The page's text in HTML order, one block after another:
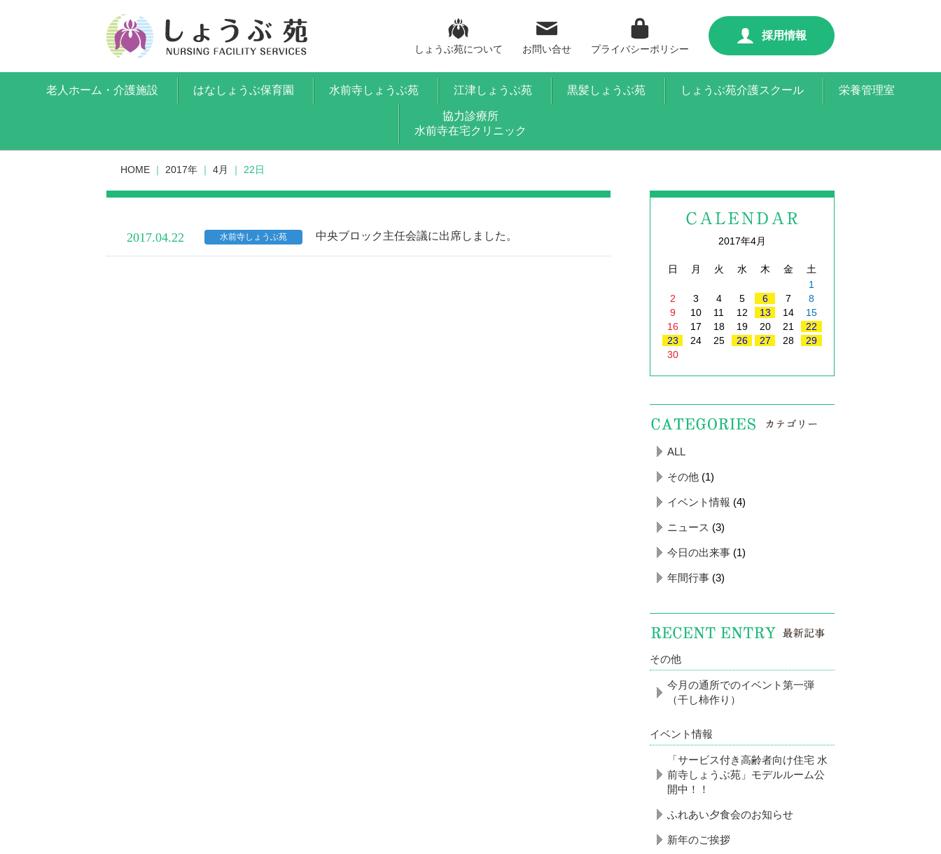
採用情報
プライバシーポリシー
お問い合せ
しょうぶ苑について
老人ホーム・介護施設 はなしょうぶ保育園 水前寺しょうぶ苑 江津しょうぶ苑 黒髪しょうぶ苑 しょうぶ苑介護スクール 栄養管理室
協力診療所
水前寺在宅クリニック
HOME ｜ 2017年 ｜ 4月 ｜ 22日
2017.04.22 水前寺しょうぶ苑 中央ブロック主任会議に出席しました。 2017年4月
日 月 火 水 木 金
土
1
2
3 4 5 6 7
8
9
10 11 12 13 14
15
16
17 18 19 20 21
22
23
24 25 26 27 28
29
30
ALL
その他 (1)
イベント情報 (4)
ニュース (3)
今日の出来事 (1)
年間行事 (3)
その他
今月の通所でのイベント第一弾
（干し柿作り）
イベント情報
「サービス付き高齢者向け住宅 水
前寺しょうぶ苑」モデルルーム公
開中！！
ふれあい夕食会のお知らせ
新年のご挨拶